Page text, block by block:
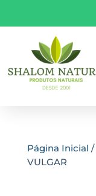
Página Inicial /
VULGAR